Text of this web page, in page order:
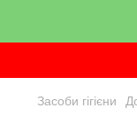
Засоби гігієни